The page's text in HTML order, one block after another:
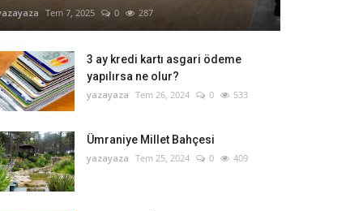
Tem 7, 2025 0 287
3 ay kredi kartı asgari ödeme
yapılırsa ne olur?
yazayaza Tem 26, 2024 0 533
Ümraniye Millet Bahçesi
yazayaza Tem 25, 2024 0 409